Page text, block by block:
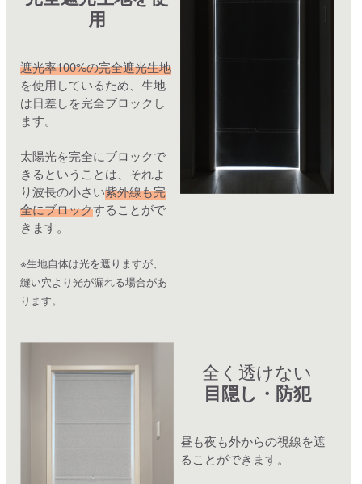
用
遮光率100%の完全遮光生地
を使用しているため、生地
は日差しを完全ブロックし
ます。
太陽光を完全にブロックで
きるということは、それよ
り波長の小さい紫外線も完
全にブロックすることがで
きます。
※生地自体は光を遮りますが、
縫い穴より光が漏れる場合があ
ります。
全く透けない
目隠し・防犯
昼も夜も外からの視線を遮
ることができます。